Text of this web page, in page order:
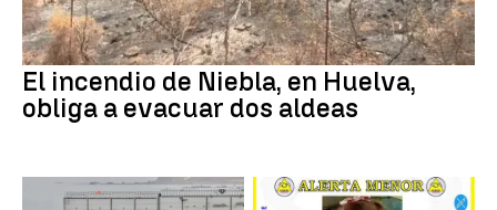
El incendio de Niebla, en Huelva,
obliga a evacuar dos aldeas